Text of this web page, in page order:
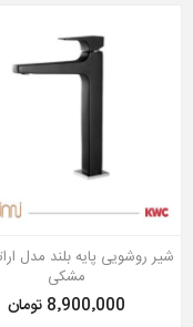
مشکی
8٬900٬000 تومان